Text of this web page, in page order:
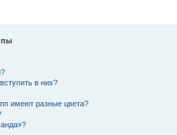
в них?
имеют разные цвета?